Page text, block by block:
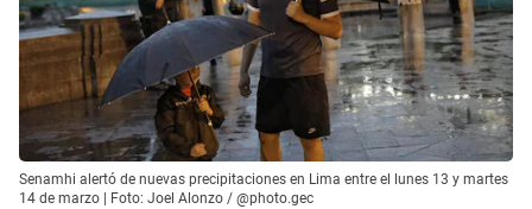
Senamhi alertó de nuevas precipitaciones en Lima entre el lunes 13 y martes
14 de marzo | Foto: Joel Alonzo / @photo.gec